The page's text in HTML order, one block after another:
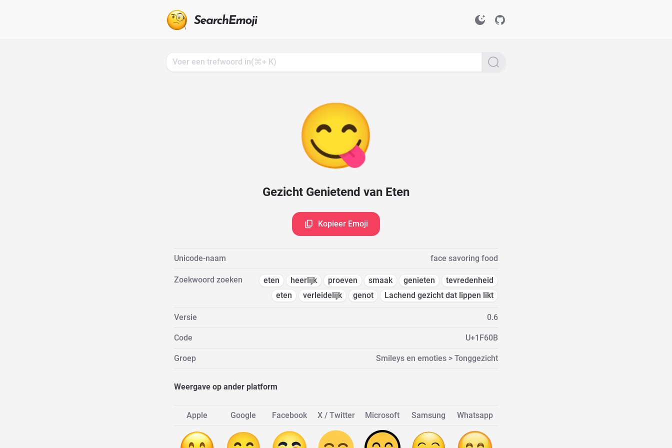
Click
😋
Gezicht Genietend van Eten
Kopieer Emoji
Unicode-naam face savoring food
Zoekwoord zoeken eten heerlijk proeven smaak genieten
tevredenheid
eten
verleidelijk genot Lachend gezicht dat lippen likt
Versie 0.6
Code U+1F60B
Groep Smileys en emoties > Tonggezicht
Weergave op ander platform
Apple Google Facebook X / Twitter Microsoft Samsung Whatsapp